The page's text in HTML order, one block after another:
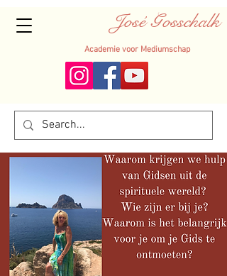
José Gosschalk
Academie voor Mediumschap